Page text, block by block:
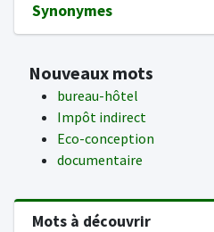
Synonymes
Nouveaux mots
bureau-hôtel
Impôt indirect
Eco-conception
documentaire
Mots à découvrir